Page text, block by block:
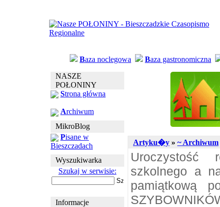
Baza noclegowa Baza gastronomiczna
NASZE
POŁONINY
Strona główna
Archiwum
MikroBlog
Pisane w
Bieszczadach
Wyszukiwarka
Szukaj w serwisie:
Informacje
Artyku�y » ~ Archiwum
Uroczystość
szkolnego a
pamiątkową